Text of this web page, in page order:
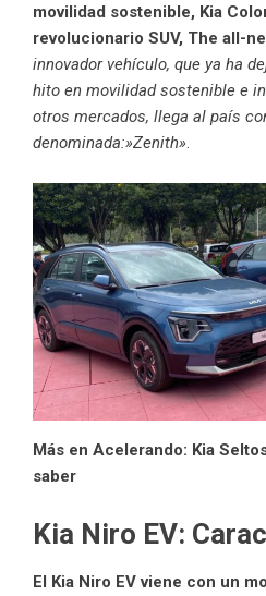
movilidad sostenible, Kia
revolucionario SUV, The all-
innovador vehículo, que ya ha
hito en movilidad sostenible e
otros mercados, llega al país
denominada:»Zenith»
Más en Acelerando: Kia
saber
Kia Niro EV:
El Kia Niro EV viene con un